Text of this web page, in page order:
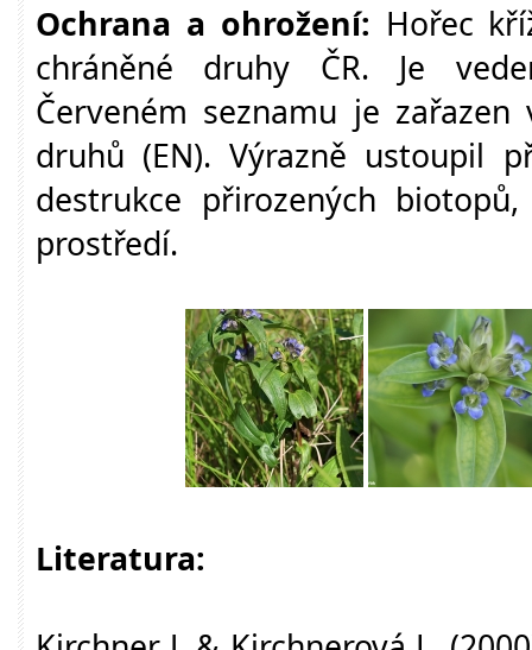
Ochrana a ohrožení: Hořec
chráněné druhy ČR. Je
Červeném seznamu je
druhů (EN). Výrazně ustoupil
destrukce přirozených
prostředí.
Literatura: